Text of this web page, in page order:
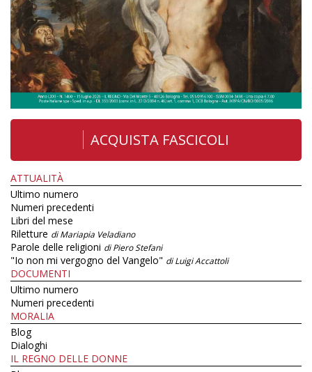
ACQUISTA FASCICOLI
ATTUALITÀ
Ultimo numero
Numeri precedenti
Libri del mese
Riletture di Mariapia Veladiano
Parole delle religioni di Piero Stefani
"Io non mi vergogno del Vangelo" di Luigi Accattoli
DOCUMENTI
Ultimo numero
Numeri precedenti
MORALIA
Blog
Dialoghi
IL REGNO DELLE DONNE